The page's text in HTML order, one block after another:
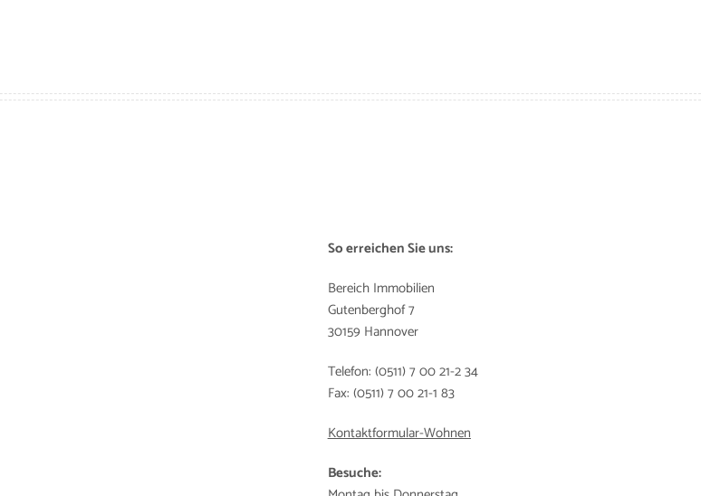
So erreichen Sie uns:
Bereich Immobilien
Gutenberghof 7
30159 Hannover
Telefon: (0511) 7 00 21-2 34
Fax: (0511) 7 00 21-1 83
Kontaktformular-Wohnen
Besuche: